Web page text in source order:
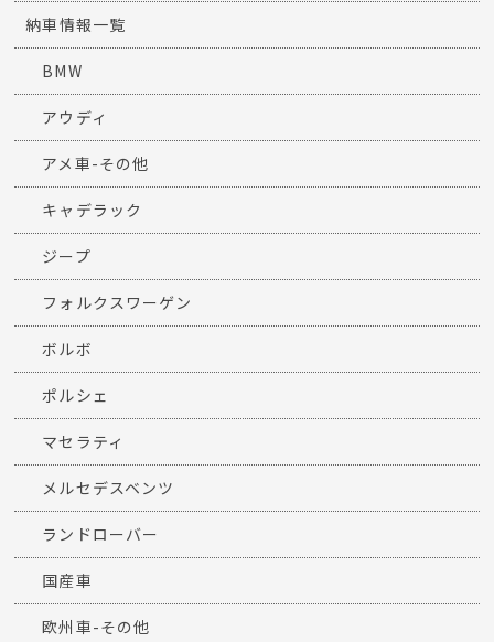
納車情報一覧
BMW
アウディ
アメ車-その他
キャデラック
ジープ
フォルクスワーゲン
ボルボ
ポルシェ
マセラティ
メルセデスベンツ
ランドローバー
国産車
欧州車-その他